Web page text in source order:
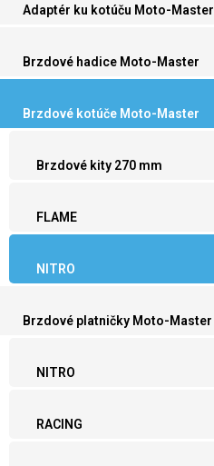
Adaptér ku kotúču Moto-Master
Brzdové hadice Moto-Master
Brzdové kotúče Moto-Master
Brzdové kity 270 mm
FLAME
NITRO
Brzdové platničky Moto-Master
NITRO
RACING